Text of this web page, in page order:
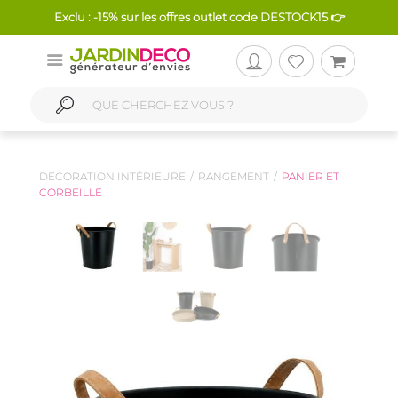
Exclu : -15% sur les offres outlet code DESTOCK15 👉
DÉCORATION INTÉRIEURE RANGEMENT
PANIER ET
CORBEILLE